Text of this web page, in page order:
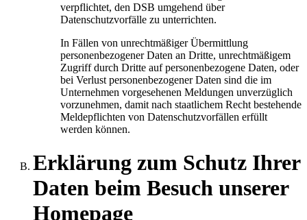
verpflichtet, den DSB umgehend über
Datenschutzvorfälle zu unterrichten.
In Fällen von unrechtmäßiger Übermittlung
personenbezogener Daten an Dritte, unrechtmäßigem
Zugriff durch Dritte auf personenbezogene Daten, oder
bei Verlust personenbezogener Daten sind die im
Unternehmen vorgesehenen Meldungen unverzüglich
vorzunehmen, damit nach staatlichem Recht bestehende
Meldepflichten von Datenschutzvorfällen erfüllt
werden können.
Erklärung zum Schutz Ihrer
Daten beim Besuch unserer
Homepage